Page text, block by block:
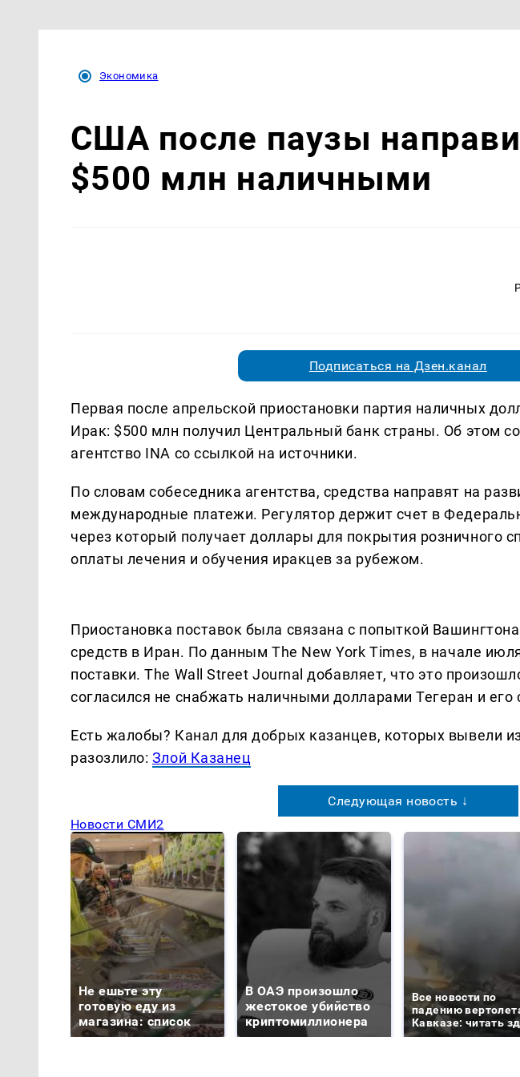
Экономика
США после паузы
$500 млн наличными
Подписаться на Дзен.канал
Первая после апрельской приостановки партия наличных
Ирак: $500 млн получил Центральный банк страны. Об этом
агентство INA со ссылкой на источники.
По словам собеседника агентства, средства направят на
международные платежи. Регулятор держит счет в
через который получает доллары для покрытия розничного
оплаты лечения и обучения иракцев за рубежом.
Приостановка поставок была связана с попыткой
средств в Иран. По данным The New York Times, в начале
поставки. The Wall Street Journal добавляет, что это
согласился не снабжать наличными долларами Тегеран и его
Есть жалобы? Канал для добрых казанцев, которых вывели
разозлило: Злой Казанец
Следующая новость ↓
Новости СМИ2
Не ешьте эту
готовую еду из
магазина: список
В ОАЭ произошло
жестокое убийство
криптомиллионера
Все новости по
падению
Кавказе: читать